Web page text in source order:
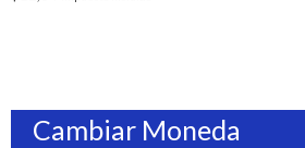
Cambiar Moneda